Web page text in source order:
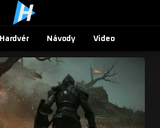
Hardvér Návody Video